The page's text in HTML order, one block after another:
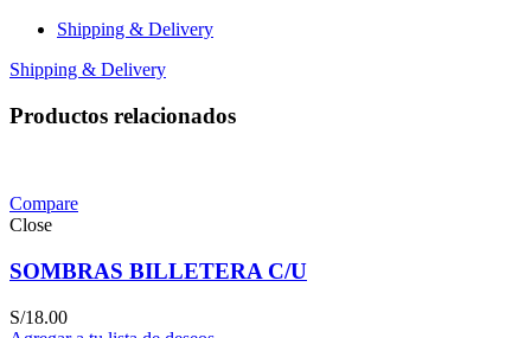
Shipping & Delivery
Shipping & Delivery
Productos relacionados
Compare
Close
SOMBRAS BILLETERA C/U
S/18.00